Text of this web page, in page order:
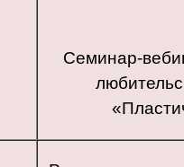
Семинар-